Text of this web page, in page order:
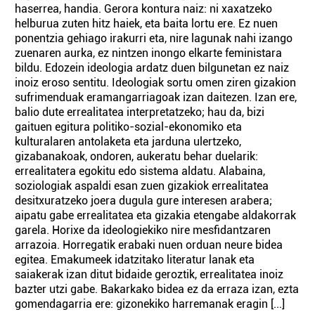
haserrea, handia. Gerora kontura naiz: ni xaxatzeko
helburua zuten hitz haiek, eta baita lortu ere. Ez nuen
ponentzia gehiago irakurri eta, nire lagunak nahi izango
zuenaren aurka, ez nintzen inongo elkarte feministara
bildu. Edozein ideologia ardatz duen bilgunetan ez naiz
inoiz eroso sentitu. Ideologiak sortu omen ziren gizakion
sufrimenduak eramangarriagoak izan daitezen. Izan ere,
balio dute errealitatea interpretatzeko; hau da, bizi
gaituen egitura politiko-sozial-ekonomiko eta
kulturalaren antolaketa eta jarduna ulertzeko,
gizabanakoak, ondoren, aukeratu behar duelarik:
errealitatera egokitu edo sistema aldatu. Alabaina,
soziologiak aspaldi esan zuen gizakiok errealitatea
desitxuratzeko joera dugula gure interesen arabera;
aipatu gabe errealitatea eta gizakia etengabe aldakorrak
garela. Horixe da ideologiekiko nire mesfidantzaren
arrazoia. Horregatik erabaki nuen orduan neure bidea
egitea. Emakumeek idatzitako literatur lanak eta
saiakerak izan ditut bidaide geroztik, errealitatea inoiz
bazter utzi gabe. Bakarkako bidea ez da erraza izan, ezta
gomendagarria ere: gizonekiko harremanak eragin [...]